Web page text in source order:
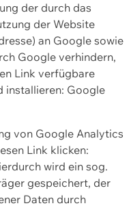
der durch das
der Website
an Google sowie
Google verhindern,
Link verfügbare
installieren: Google
von Google Analytics
Link klicken:
wird ein sog.
gespeichert, der
Daten durch